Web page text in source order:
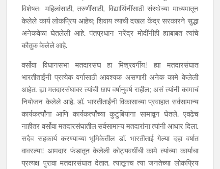
विशेषतः महिलांसाठी, तरुणींसाठी, विद्यार्थिंनींसाठी संस्थेच्या माध्यमातून
केलेले कार्य लोकप्रिय आहेच; शिवाय त्याची दखल केंद्र सरकारने सुद्धा
अनेकवेळा घेतलेली आहे. पंतप्रधान नरेंद्र मोदींनीही ह्याबाबत त्यांचे
कौतुक केलेले आहे.
वर्सोवा विधानसभा मतदारसंघ हा मिश्रवर्गीय! ह्या मतदारसंघात
भारतीताईंनी प्रत्येक वर्गासाठी आवश्यक असणारी अनेक कामे केलेली
आहेत. ह्या मतदारसंघावर त्यांची छाप वर्षानुवर्ष राहील; असं त्यांनी कामाचं
नियोजन केलेले आहे. डॉ. भारतीताईंनी विकासाच्या प्रवाहात सर्वसामान्य
कार्यकर्त्यांना आणि कार्यकर्त्यांच्या कुटुंबियांना सामावून घेतले. एवढेच
नाहीतर वर्सोवा मतदारसंघातील सर्वसामान्य मतदारांना त्यांनी आधार दिला.
सदैव सहकार्य करण्याच्या भूमिकेतील डॉ. भारतीताई गेल्या दहा वर्षात
वावरल्या! आमदार फंडातून केलेली कोट्यवधींची कामे त्यांच्या कार्याचा
प्रत्यक्ष पुरावा मतदारसंघात देतात. त्यातूनच त्या जनतेच्या लोकप्रिय